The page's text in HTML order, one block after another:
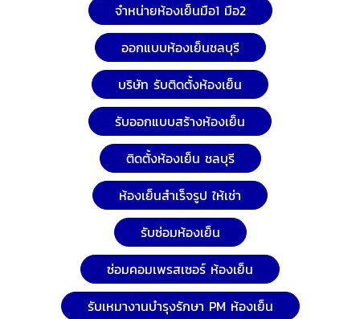
จำหน่ายห้องเย็นมือ1 มือ2
ออกแบบห้องเย็นชลบุรี
บริษัท รับติดตั้งห้องเย็น
รับออกแบบสร้างห้องเย็น
ติดตั้งห้องเย็น ชลบุรี
ห้องเย็นสำเร็จรูป ให้เช่า
รับซ่อมห้องเย็น
ซ่อมคอมเพรสเซอร์ ห้องเย็น
รับเหมางานบำรุงรักษา PM ห้องเย็น